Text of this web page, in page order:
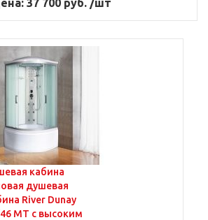
37 700 руб. /шт
кабина
душевая
River Dunay
MT с высоким